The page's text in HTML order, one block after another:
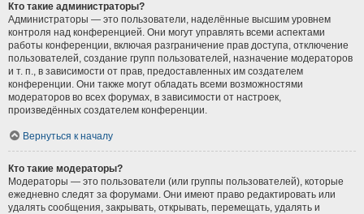
Кто такие администраторы?
Администраторы — это пользователи, наделённые высшим уровнем
контроля над конференцией. Они могут управлять всеми аспектами
работы конференции, включая разграничение прав доступа, отключение
пользователей, создание групп пользователей, назначение модераторов
и т. п., в зависимости от прав, предоставленных им создателем
конференции. Они также могут обладать всеми возможностями
модераторов во всех форумах, в зависимости от настроек,
произведённых создателем конференции.
Вернуться к началу
Кто такие модераторы?
Модераторы — это пользователи (или группы пользователей), которые
ежедневно следят за форумами. Они имеют право редактировать или
удалять сообщения, закрывать, открывать, перемещать, удалять и